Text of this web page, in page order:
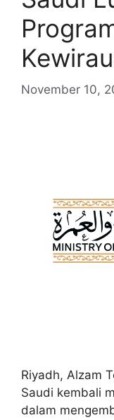
November 10,
Riyadh, Alzam
Saudi kembali
dalam